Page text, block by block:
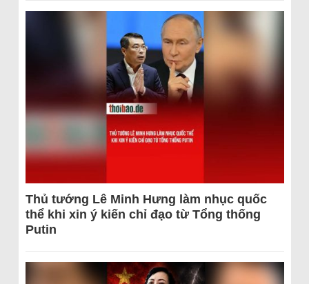
Thủ tướng Lê Minh Hưng làm nhục quốc
thể khi xin ý kiến chỉ đạo từ Tổng thống
Putin